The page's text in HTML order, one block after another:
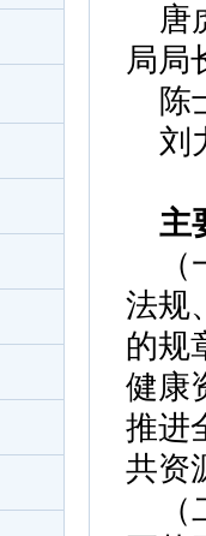
唐
局局
陈
刘
主
法规
的规
健康
推进
共资